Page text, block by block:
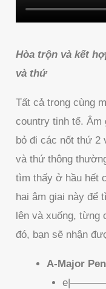
Hòa trộn và kết
và thứ
Tất cả trong cùng
country tinh tế. Âm
bỏ đi các nốt thứ
và thứ thông
tìm thấy ở hầu hết
hai âm giai này để
lên và xuống, từng
đó, bạn sẽ nhận
A-Major